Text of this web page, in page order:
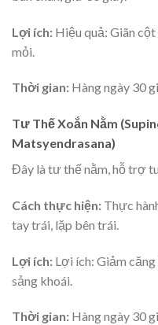
Lợi ích: Hiệu quả: Giãn
mỏi.
Thời gian: Hàng ngày 30
Tư Thế Xoắn Nằm
Matsyendrasana)
Đây là tư thế nằm, hỗ trợ
Cách thực hiện: Thực
tay trái, lặp bên trái.
Lợi ích: Lợi ích: Giảm
sảng khoái.
Thời gian: Hàng ngày 30